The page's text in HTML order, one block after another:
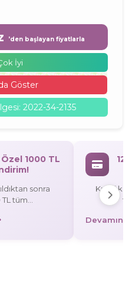
'den başlayan fiyatlarla
İyi
Göster
2022-34-2135
1000 TL
sonra
tüm
Kodu:
12
Kredi
Devamını